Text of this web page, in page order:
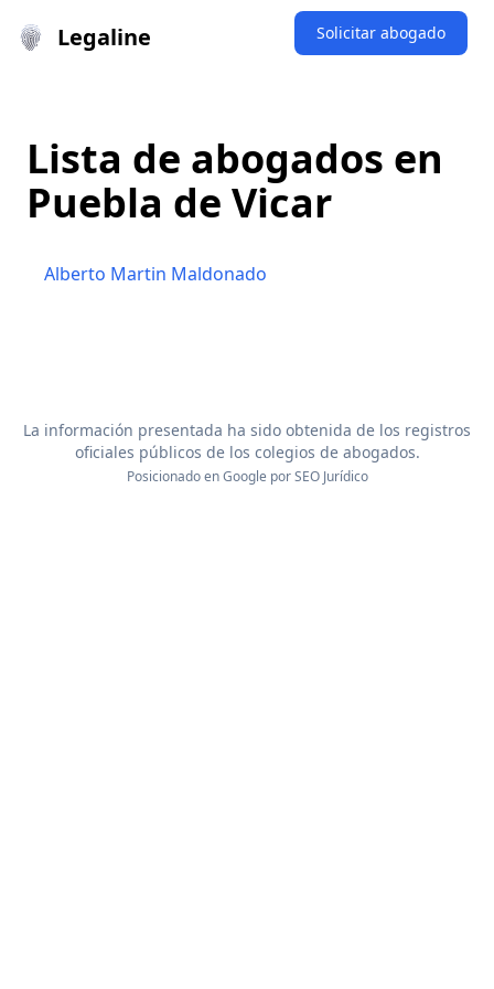
Legaline Solicitar abogado
Lista de abogados en
Puebla de Vicar
Alberto Martin Maldonado
La información presentada ha sido obtenida de los registros
oficiales públicos de los colegios de abogados.
Posicionado en Google porSEO Jurídico